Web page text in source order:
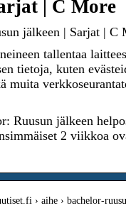
| C More
jälkeen | Sarjat | C
tallentaa
tietoja, kuten
muita
Ruusun jälkeen
2 viikkoa
› aihe › bachelor-